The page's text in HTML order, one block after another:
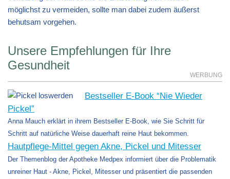
möglichst zu vermeiden, sollte man dabei zudem äußerst
behutsam vorgehen.
Unsere Empfehlungen für Ihre
Gesundheit
WERBUNG
Bestseller E-Book “Nie Wieder
Pickel”
Anna Mauch erklärt in ihrem Bestseller E-Book, wie Sie Schritt für
Schritt auf natürliche Weise dauerhaft reine Haut bekommen.
Hautpflege-Mittel gegen Akne, Pickel und Mitesser
Der Themenblog der Apotheke Medpex informiert über die Problematik
unreiner Haut - Akne, Pickel, Mitesser und präsentiert die passenden